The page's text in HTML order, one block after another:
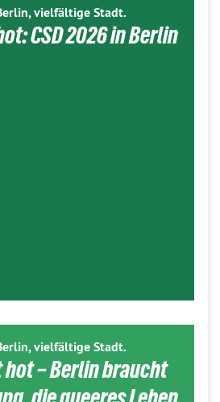
vielfältige Stadt.
CSD 2026 in Berlin
vielfältige Stadt.
– Berlin braucht